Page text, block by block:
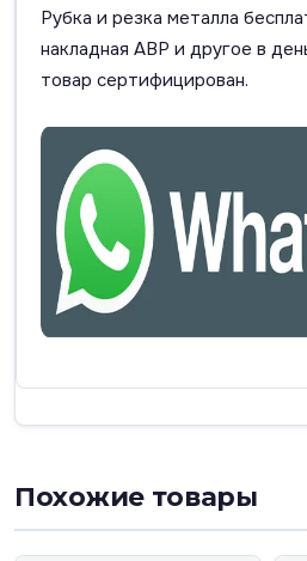
Рубка и резка металла
накладная АВР и другое в
товар сертифицирован.
Похожие товары